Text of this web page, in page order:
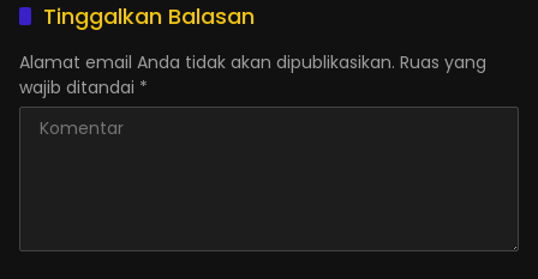
Tinggalkan Balasan
Alamat email Anda tidak akan dipublikasikan. Ruas yang
wajib ditandai *